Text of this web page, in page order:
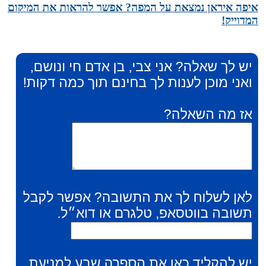
איפה איראן נמצאת על המפה? אפשר להראות את המיקום
המדוייק!
יש לך שאלה? אני צבי, בן אדם חי ונושם,
ואני מוכן לענות לך בחינם תוך כמה דקות!
אז מה השאלה?
לאן לשלוח לך את התשובה? אפשר לקבל
תשובה בווטסאפ, טלגרם או דוא״ל.